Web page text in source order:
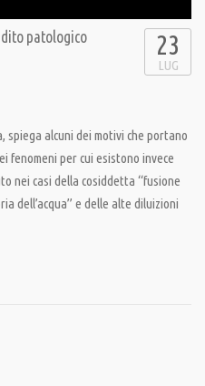
patologico
23
LUG
spiega alcuni dei motivi che portano
fenomeni per cui esistono invece
nei casi della cosiddetta “fusione
dell’acqua” e delle alte diluizioni